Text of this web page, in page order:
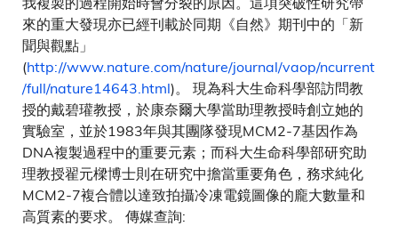
來的重大發現亦已經刊載於同期《自然》期刊中的「新
聞與觀點」
(http://www.nature.com/nature/journal/vaop/ncurrent
/full/nature14643.html)。 現為科大生命科學部訪問教
授的戴碧瓘教授，於康奈爾大學當助理教授時創立她的
實驗室，並於1983年與其團隊發現MCM2-7基因作為
DNA複製過程中的重要元素；而科大生命科學部研究助
理教授翟元樑博士則在研究中擔當重要角色，務求純化
MCM2-7複合體以達致拍攝冷凍電鏡圖像的龐大數量和
高質素的要求。 傳媒查詢: